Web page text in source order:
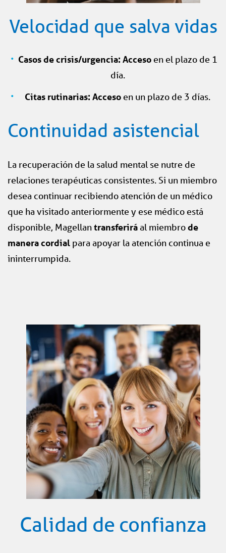
Velocidad que salva vidas
Casos de crisis/urgencia: Accesoen el plazo de 1
día.
Citas rutinarias: Accesoen un plazo de 3 días.
Continuidad asistencial
La recuperación de la salud mental se nutre de
relaciones terapéuticas consistentes. Si un miembro
desea continuar recibiendo atención de un médico
que ha visitado anteriormente y ese médico está
disponible, Magellantransferirá al miembrode
manera cordial para apoyar la atención continua e
ininterrumpida.
Calidad de confianza